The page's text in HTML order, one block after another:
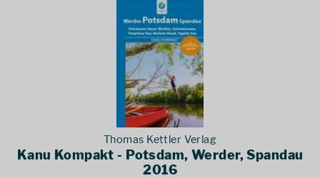
Thomas Kettler Verlag
Kanu Kompakt - Potsdam, Werder, Spandau
2016